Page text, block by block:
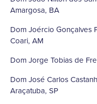
Amargosa, BA
Dom Joércio Gonçalves
Coari, AM
Dom Jorge Tobias de
Dom José Carlos
Araçatuba, SP